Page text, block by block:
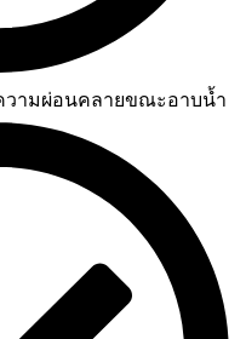
วามผ่อนคลายขณะอาบน้ำ